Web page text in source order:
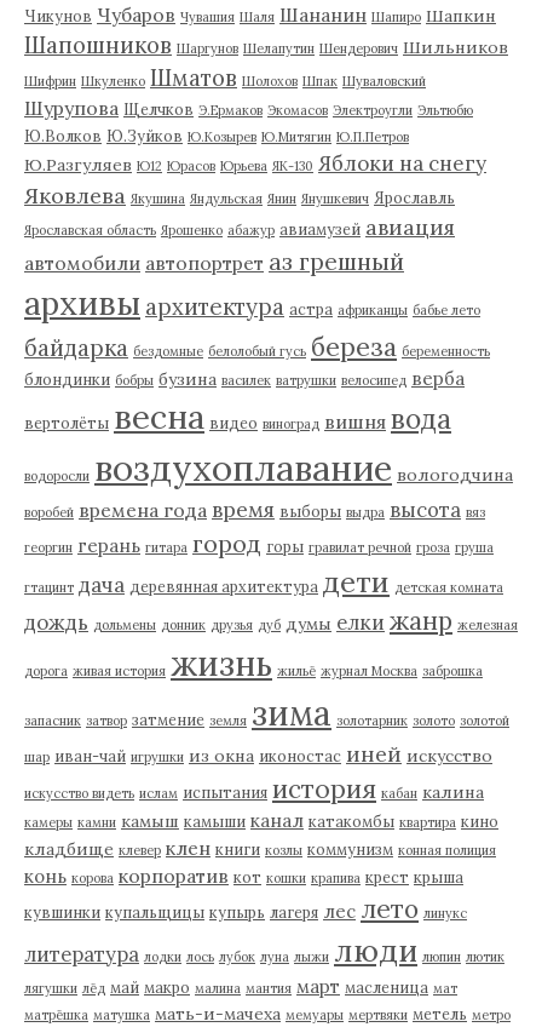
Чикунов Чубаров Чувашия Шаля Шананин Шапиро Шапкин
Шапошников Шаргунов Шелапутин Шендерович Шильников
Шифрин Шкуленко Шматов Шолохов Шпак Шуваловский
Шурупова Щелчков Э.Ермаков Экомасов Электроугли Эльтюбю
Ю.Волков Ю.Зуйков Ю.Козырев Ю.Митягин Ю.П.Петров
Ю.Разгуляев Ю12 Юрасов Юрьева ЯК-130 Яблоки на снегу
Яковлева Якушина Яндульская Янин Янушкевич Ярославль
Ярославская область Ярошенко абажур авиамузей авиация
автомобили автопортрет аз грешный
архивы архитектура астра африканцы бабье лето
байдарка бездомные белолобый гусь береза беременность
блондинки бобры бузина василек ватрушки велосипед верба
вертолёты весна видео виноград вишня вода
водоросли воздухоплавание вологодчина
воробей времена года время выборы выдра высота вяз
георгин герань гитара город горы гравилат речной гроза груша
гтацинт дача деревянная архитектура дети детская комната
дождь дольмены донник друзья дуб думы елки жанр железная
дорога живая история жизнь жильё журнал Москва заброшка
запасник затвор затмение земля зима золотарник золото золотой
шар иван-чай игрушки из окна иконостас иней искусство
искусство видеть ислам испытания история кабан калина
камеры камни камыш камыши канал катакомбы квартира кино
кладбище клевер клен книги козлы коммунизм конная полиция
конь корова корпоратив кот кошки крапива крест крыша
кувшинки купальщицы купырь лагеря лес лето линукс
литература лодки лось лубок луна лыжи люди люпин лютик
лягушки лёд май макро малина мантия март масленица мат
матрёшка матушка мать-и-мачеха мемуары мертвяки метель метро